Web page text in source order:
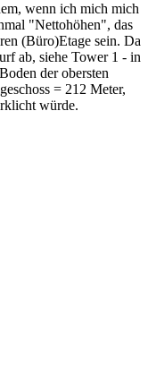
wenn ich mich mich
"Nettohöhen", das
(Büro)Etage sein. Da
ab, siehe Tower 1 - in
der obersten
= 212 Meter,
würde.